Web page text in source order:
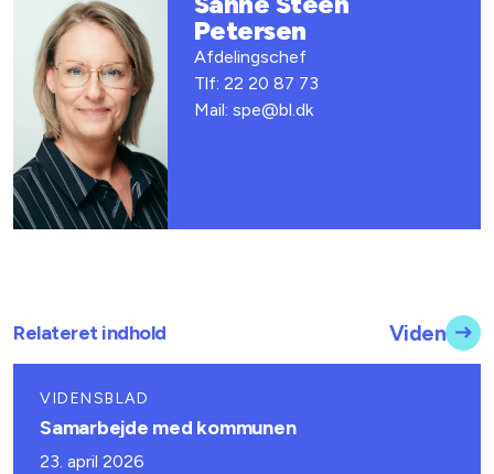
Petersen
Afdelingschef
Tlf: 22 20 87 73
Mail: spe@bl.dk
Relateret indhold Viden
VIDENSBLAD
Samarbejde med kommunen
23. april 2026